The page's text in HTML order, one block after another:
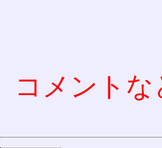
コメント